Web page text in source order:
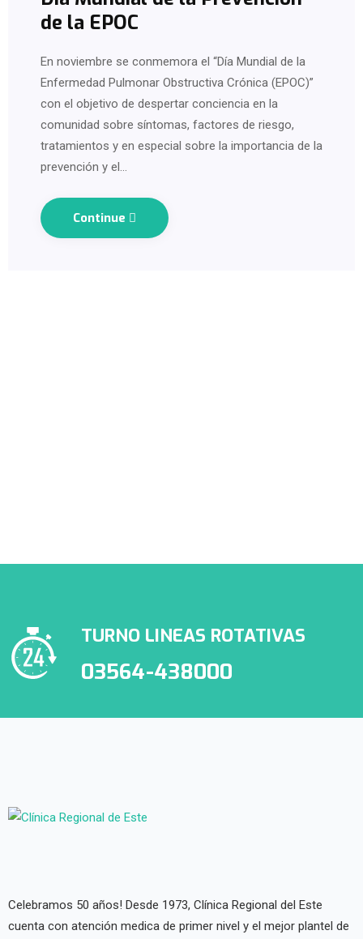
de la EPOC
En noviembre se conmemora el “Día Mundial de la
Enfermedad Pulmonar Obstructiva Crónica (EPOC)”
con el objetivo de despertar conciencia en la
comunidad sobre síntomas, factores de riesgo,
tratamientos y en especial sobre la importancia de la
prevención y el…
Continue
TURNO LINEAS ROTATIVAS
03564-438000
Celebramos 50 años! Desde 1973, Clínica Regional del Este
cuenta con atención medica de primer nivel y el mejor plantel de